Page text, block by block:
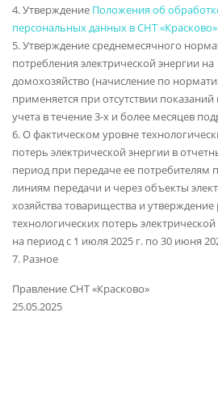
4. Утверждение Положения об
персональных данных в СНТ «Красково»
5. Утверждение среднемесячного
потребления электрической энергии на
домохозяйство (начисление по
применяется при отсутствии
учета в течение 3-х и более месяцев
6. О фактическом уровне
потерь электрической энергии в
период при передаче ее потребителям
линиям передачи и через объекты
хозяйства товарищества и
технологических потерь
на период с 1 июля 2025 г. по 30 июня
7. Разное
Правление СНТ «Красково»
25.05.2025